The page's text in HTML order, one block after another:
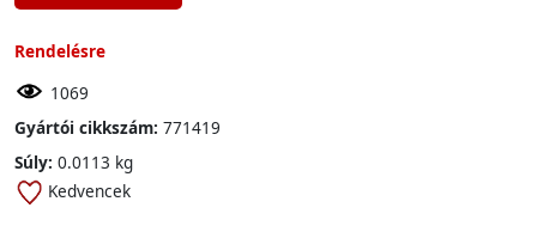
Rendelésre
1069
Gyártói cikkszám: 771419
Súly: 0.0113 kg
Kedvencek